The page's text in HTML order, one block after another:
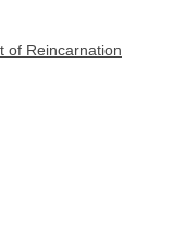
of Reincarnation